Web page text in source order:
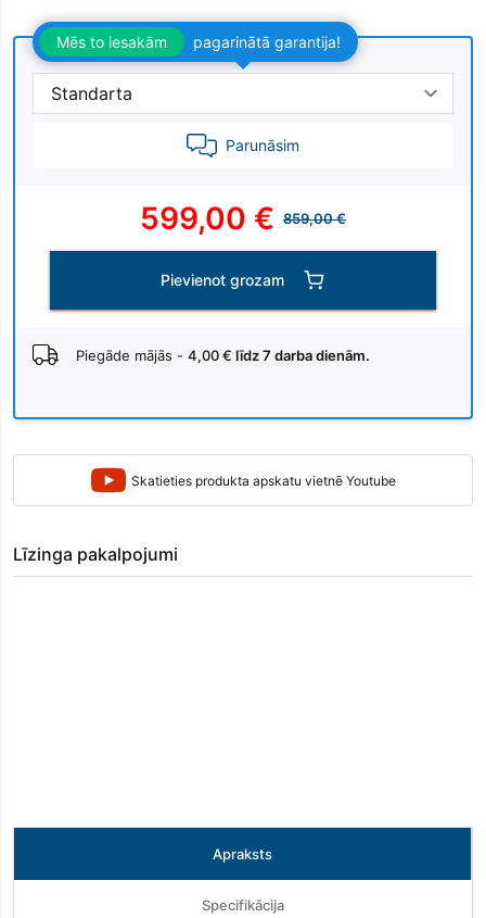
Mēs to iesakām pagarinātā garantija!
Parunāsim
599,00 € 859,00 €
Pievienot grozam
Piegāde mājās - 4,00 € līdz 7 darba dienām.
Skatieties produkta apskatu vietnē Youtube
Līzinga pakalpojumi
Apraksts
Specifikācija